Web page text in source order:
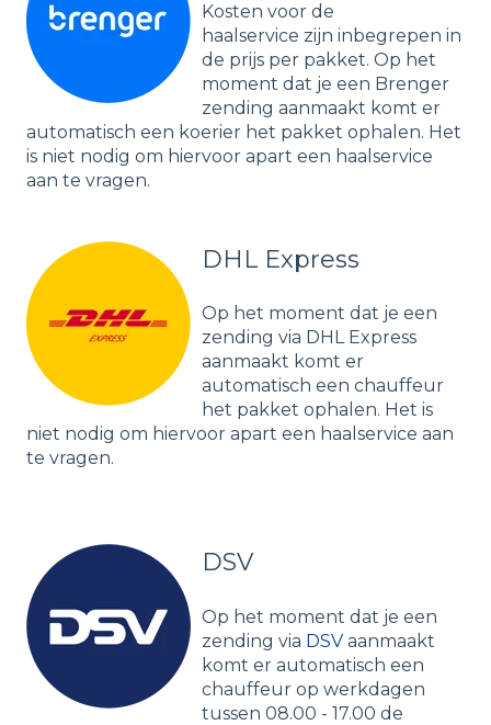
Kosten voor de
haalservice zijn inbegrepen in
de prijs per pakket. Op het
moment dat je een Brenger
zending aanmaakt komt er
automatisch een koerier het pakket ophalen. Het
is niet nodig om hiervoor apart een haalservice
aan te vragen.
DHL Express
Op het moment dat je een
zending via DHL Express
aanmaakt komt er
automatisch een chauffeur
het pakket ophalen. Het is
niet nodig om hiervoor apart een haalservice aan
te vragen.
DSV
Op het moment dat je een
zending via DSV aanmaakt
komt er automatisch een
chauffeur op werkdagen
tussen 08.00 - 17.00 de